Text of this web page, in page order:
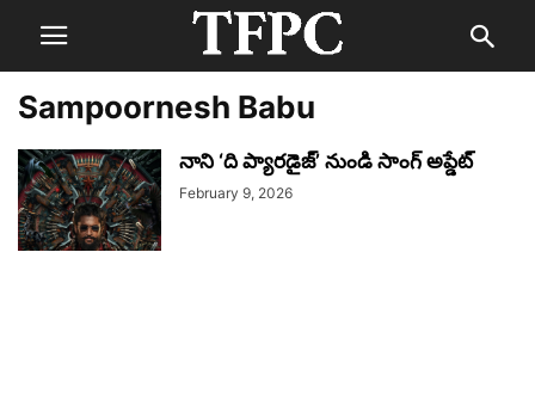
Sampoornesh Babu
నాని ‘ది ప్యారడైజ్’ నుండి సాంగ్ అప్డేట్
February 9, 2026